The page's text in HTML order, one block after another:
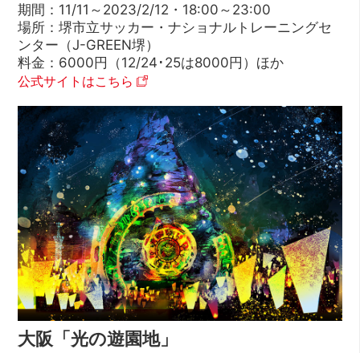
期間：11/11～2023/2/12・18:00～23:00
場所：堺市立サッカー・ナショナルトレーニングセ
ンター（J-GREEN堺）
料金：6000円（12/24･25は8000円）ほか
公式サイトはこちら
大阪「光の遊園地」